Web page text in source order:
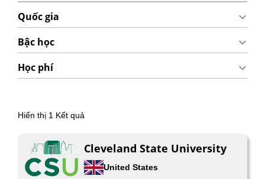
Quốc gia
Bậc học
Học phí
Hiển thị 1 Kết quả
Cleveland State University
United States